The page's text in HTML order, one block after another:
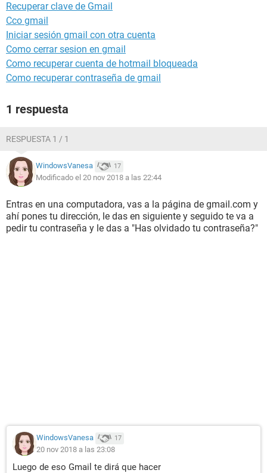
Recuperar clave de Gmail
Cco gmail
Iniciar sesión gmail con otra cuenta
Como cerrar sesion en gmail
Como recuperar cuenta de hotmail bloqueada
Como recuperar contraseña de gmail
1 respuesta
RESPUESTA 1 / 1
WindowsVanesa 17
Modificado el 20 nov 2018 a las 22:44
Entras en una computadora, vas a la página de gmail.com y
ahí pones tu dirección, le das en siguiente y seguido te va a
pedir tu contraseña y le das a "Has olvidado tu contraseña?"
WindowsVanesa 17
20 nov 2018 a las 23:08
Luego de eso Gmail te dirá que hacer